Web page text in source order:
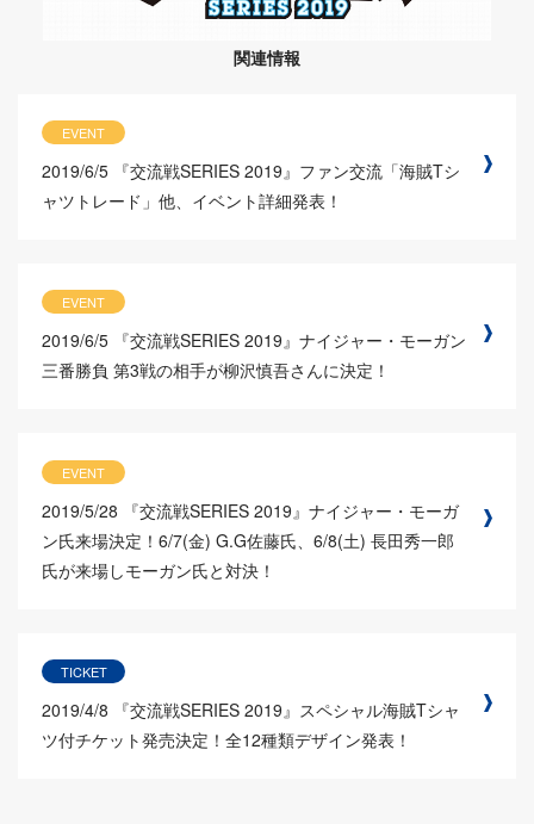
関連情報
EVENT
2019/6/5 『交流戦SERIES 2019』ファン交流「海賊Tシ
ャツトレード」他、イベント詳細発表！
EVENT
2019/6/5 『交流戦SERIES 2019』ナイジャー・モーガン
三番勝負 第3戦の相手が柳沢慎吾さんに決定！
EVENT
2019/5/28
『交流戦SERIES 2019』ナイジャー・モーガ
ン氏来場決定！6/7(金) G.G佐藤氏、6/8(土) 長田秀一郎
氏が来場しモーガン氏と対決！
TICKET
2019/4/8
『交流戦SERIES 2019』スペシャル海賊Tシャ
ツ付チケット発売決定！全12種類デザイン発表！